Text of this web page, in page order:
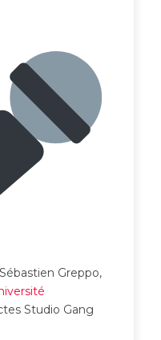
Greppo,
Studio Gang